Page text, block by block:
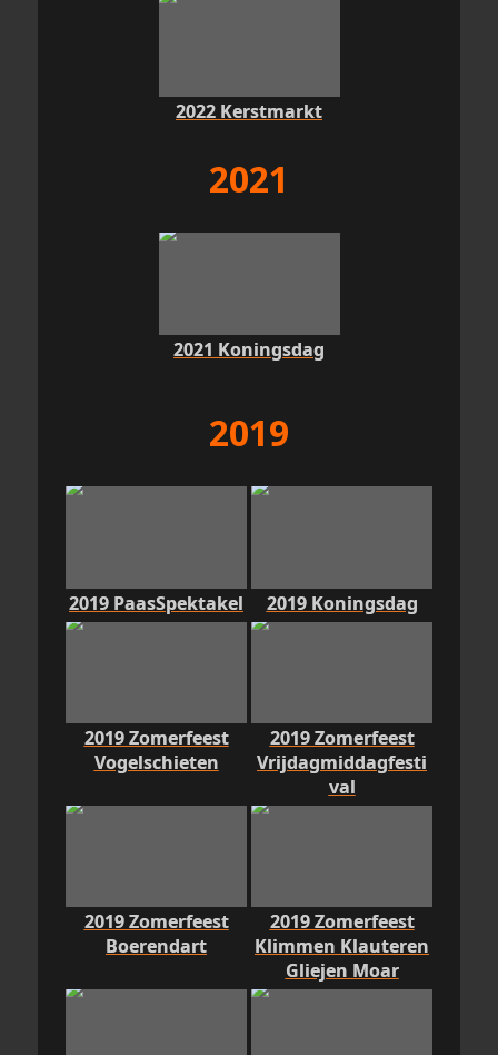
2022 Kerstmarkt
2021
2021 Koningsdag
2019
2019 PaasSpektakel 2019 Koningsdag
2019 Zomerfeest
Vogelschieten
2019 Zomerfeest
Vrijdagmiddagfesti
val
2019 Zomerfeest
Boerendart
2019 Zomerfeest
Klimmen Klauteren
Gliejen Moar